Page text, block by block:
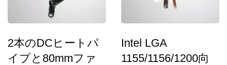
2本のDCヒートパ
イプと80mmファ
Intel LGA
1155/1156/1200向